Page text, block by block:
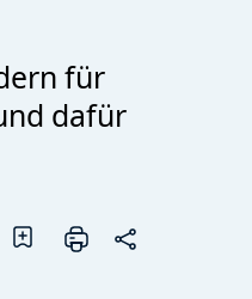
für
dafür